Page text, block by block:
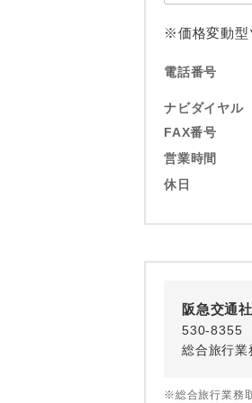
※価格変動型
電話番号
ナビダイヤル
FAX番号
営業時間
休日
阪急交通
530-8355
総合旅行業
※総合旅行業務